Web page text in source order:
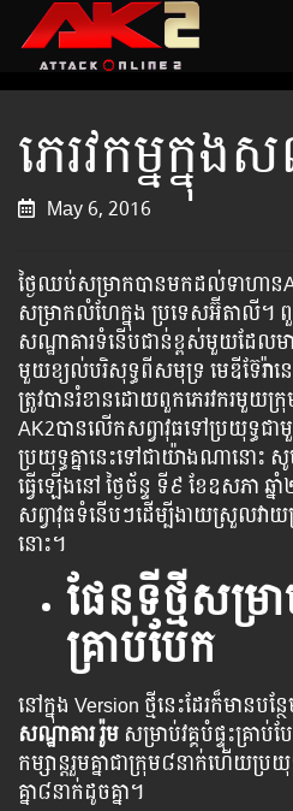
ភេ​រ​វ​កម្នក្នុង
May 6, 2016
ថ្ងៃ​ឈប់​សម្រាក​បាន​មក​ដល់ទាហាន​​
សម្រាក​លំហែ​ក្នុង​ ប្រទេសអ៊ីតាលី។
សណ្ឋាគារ​ទំនើប​ជាន់​ខ្ពស់​មួយ​​ដែល​ម
មួយ​ខ្យល់​បរិសុទ្ធពីសមុទ្រ មេឌីទ៊ែរ៉ាន
ត្រូវ​បាន​រំខាន​ដោយ​ពួក​ភេ​រ​វ​ករ​មួយ​
AK2​បាន​លើក​សព្វាវុធ​ទៅ​ប្រយុទ្ធ​ជ
ប្រយុទ្ធ​គ្នា​នេះ​ទៅ​ជា​យ៉ាង​ណា​នោះ​ សូ
ធ្វើ​​​​ឡើង​​​នៅ​​ ថ្ងៃ​​ច័ន្ទ ​​ទី៩ ខែឧសភា
សព្វាវុធ​ទំនើបៗ​ដើម្បី​ងាយ​ស្រួល​វាយ​
នោះ។
ផែនទីថ្មីសម្រ
គ្រាប់បែក
នៅក្នុង Version ថ្មី​នេះ​ដែរ​ក៏​មាន​ប
សណ្ឋាគារ រ៉ូម សម្រាប់វគ្គ​បំផ្ទុះ​គ្រាប់​ប
កម្សាន្តរួមគ្នាជាក្រុម៨នាក់​ហើយ​ប្រ
គ្នា៨នាក់ដូចគ្នា។